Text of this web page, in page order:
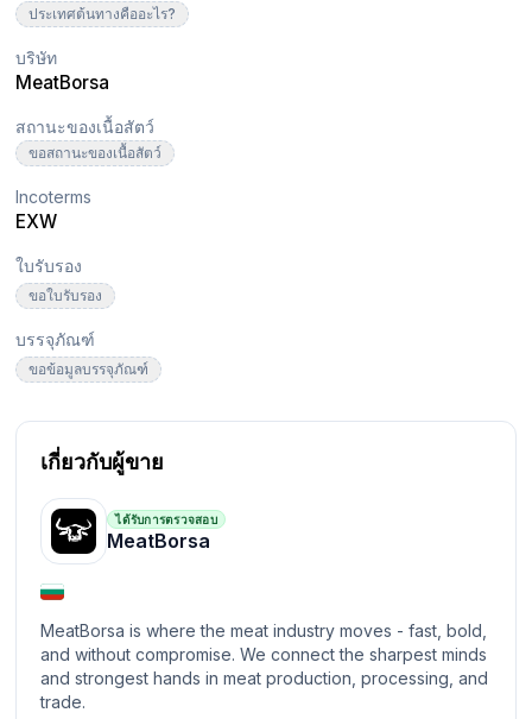
ประเทศต้นทางคืออะไร?
บริษัท
MeatBorsa
สถานะของเนื้อสัตว์
ขอสถานะของเนื้อสัตว์
Incoterms
EXW
ใบรับรอง
ขอใบรับรอง
บรรจุภัณฑ์
ขอข้อมูลบรรจุภัณฑ์
เกี่ยวกับผู้ขาย
ได้รับการตรวจสอบ
MeatBorsa
MeatBorsa is where the meat industry moves - fast, bold,
and without compromise. We connect the sharpest minds
and strongest hands in meat production, processing, and
trade.